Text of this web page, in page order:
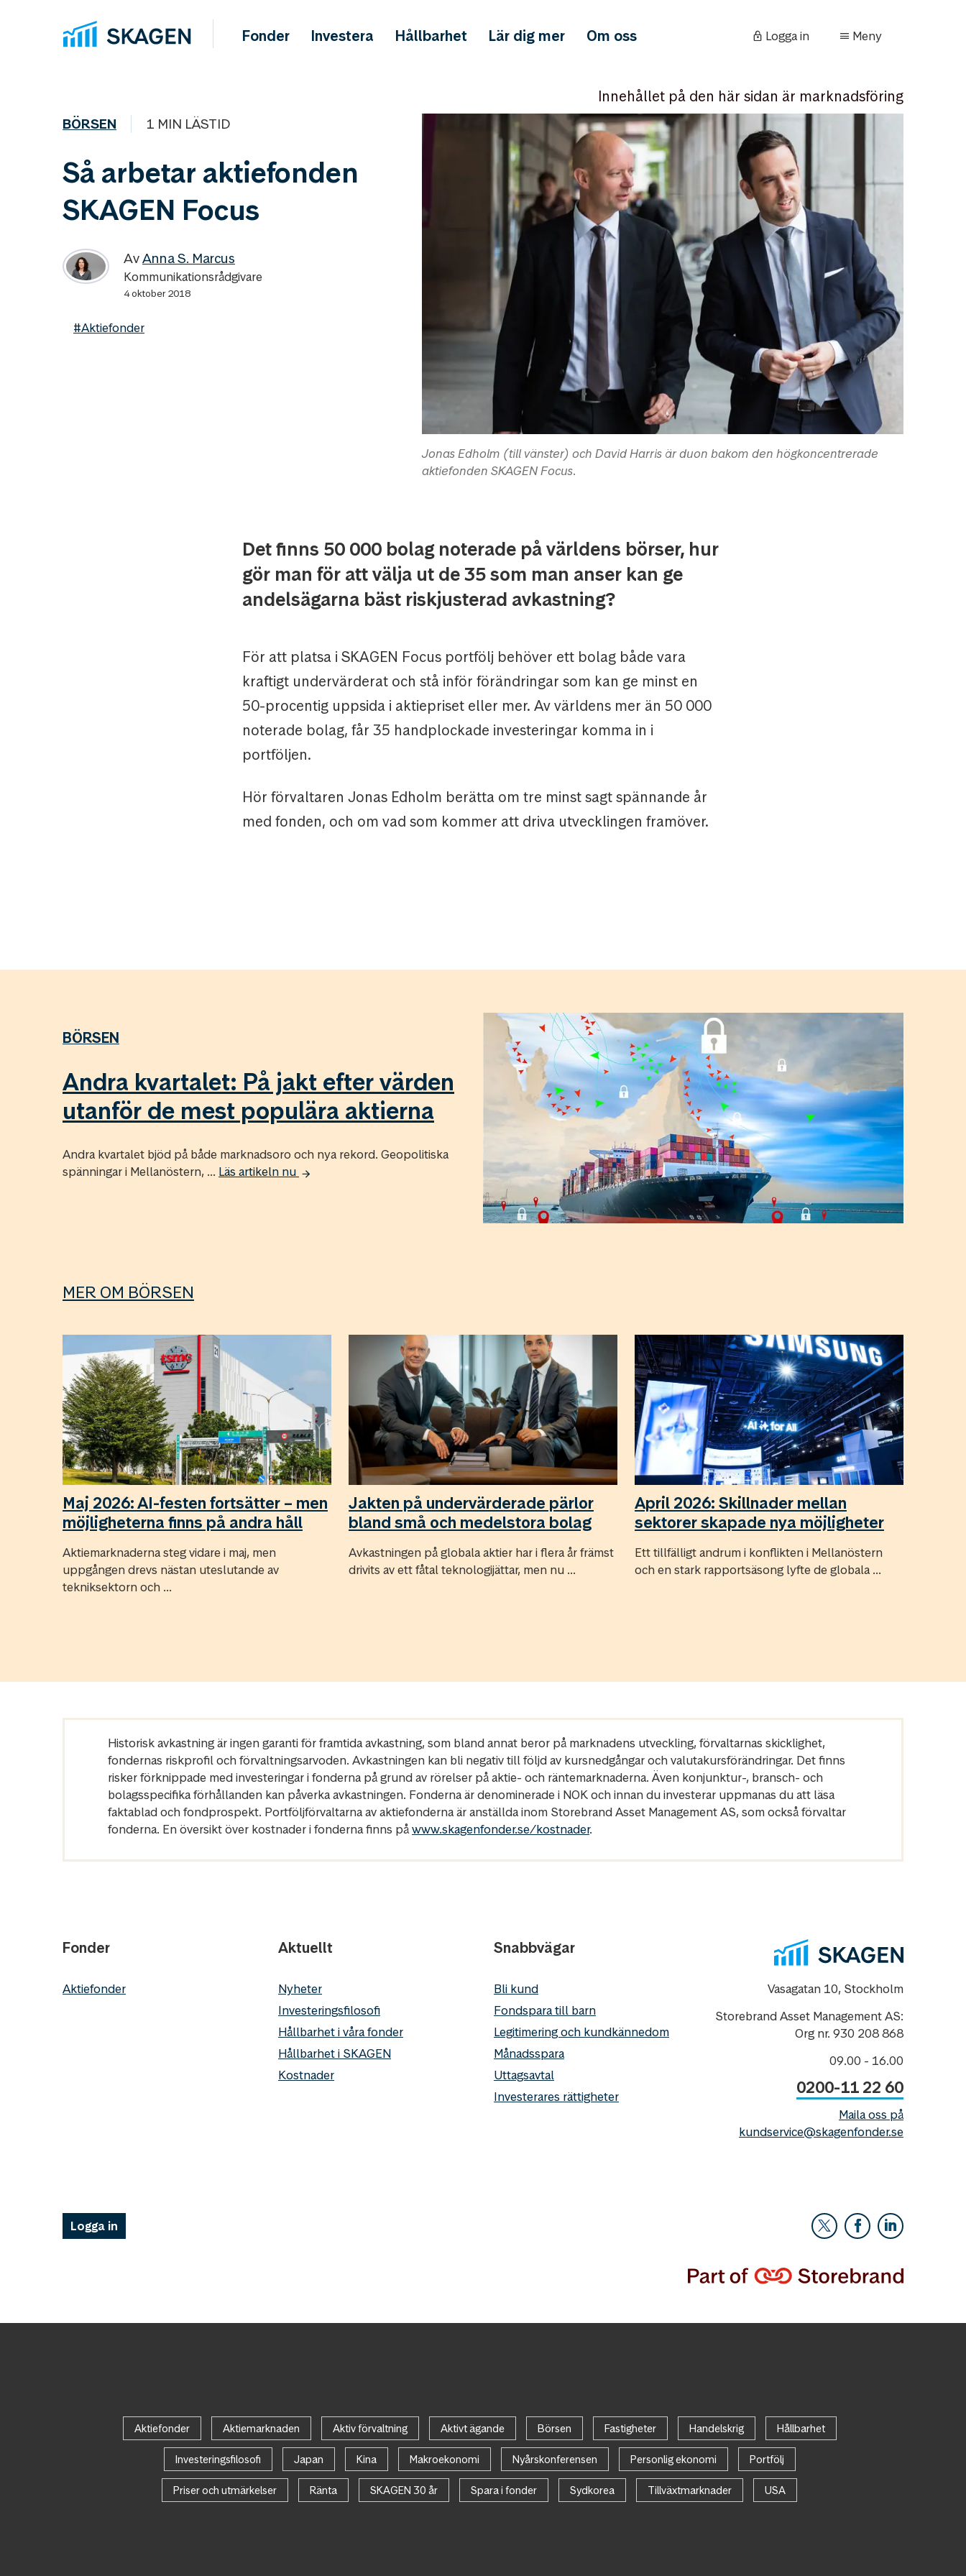
Fonder Investera Hållbarhet Lär dig mer Om oss Logga in Meny
Innehållet på den här sidan är marknadsföring
BÖRSEN 1 MIN LÄSTID
Så arbetar aktiefonden
SKAGEN Focus
AvAnna S. Marcus
Kommunikationsrådgivare
4 oktober 2018
#Aktiefonder
Jonas Edholm (till vänster) och David Harris är duon bakom den högkoncentrerade
aktiefonden SKAGEN Focus.
Det finns 50 000 bolag noterade på världens börser, hur
gör man för att välja ut de 35 som man anser kan ge
andelsägarna bäst riskjusterad avkastning?
För att platsa i SKAGEN Focus portfölj behöver ett bolag både vara
kraftigt undervärderat och stå inför förändringar som kan ge minst en
50-procentig uppsida i aktiepriset eller mer. Av världens mer än 50 000
noterade bolag, får 35 handplockade investeringar komma in i
portföljen.
Hör förvaltaren Jonas Edholm berätta om tre minst sagt spännande år
med fonden, och om vad som kommer att driva utvecklingen framöver.
BÖRSEN
Andra kvartalet: På jakt efter värden
utanför de mest populära aktierna
Andra kvartalet bjöd på både marknadsoro och nya rekord. Geopolitiska
spänningar i Mellanöstern, ... Läs artikeln nu
MER OM BÖRSEN
Maj 2026: AI-festen fortsätter – men
möjligheterna finns på andra håll
Aktiemarknaderna steg vidare i maj, men
uppgången drevs nästan uteslutande av
tekniksektorn och ...
Jakten på undervärderade pärlor
bland små och medelstora bolag
Avkastningen på globala aktier har i flera år främst
drivits av ett fåtal teknologijättar, men nu ...
April 2026: Skillnader mellan
sektorer skapade nya möjligheter
Ett tillfälligt andrum i konflikten i Mellanöstern
och en stark rapportsäsong lyfte de globala ...
Historisk avkastning är ingen garanti för framtida avkastning, som bland annat beror på marknadens utveckling, förvaltarnas skicklighet,
fondernas riskprofil och förvaltningsarvoden. Avkastningen kan bli negativ till följd av kursnedgångar och valutakursförändringar. Det finns
risker förknippade med investeringar i fonderna på grund av rörelser på aktie- och räntemarknaderna. Även konjunktur-, bransch- och
bolagsspecifika förhållanden kan påverka avkastningen. Fonderna är denominerade i NOK och innan du investerar uppmanas du att läsa
faktablad och fondprospekt. Portföljförvaltarna av aktiefonderna är anställda inom Storebrand Asset Management AS, som också förvaltar
fonderna. En översikt över kostnader i fonderna finns påwww.skagenfonder.se/kostnader.
Fonder
Aktiefonder
Aktuellt
Nyheter
Investeringsfilosofi
Hållbarhet i våra fonder
Hållbarhet i SKAGEN
Kostnader
Snabbvägar
Bli kund
Fondspara till barn
Legitimering och kundkännedom
Månadsspara
Uttagsavtal
Investerares rättigheter
Vasagatan 10, Stockholm
Storebrand Asset Management AS:
Org nr. 930 208 868
09.00 - 16.00
0200-11 22 60
Maila oss på
kundservice@skagenfonder.se
Logga in
Aktiefonder Aktiemarknaden Aktiv förvaltning Aktivt ägande Börsen Fastigheter Handelskrig Hållbarhet
Investeringsfilosofi Japan Kina Makroekonomi Nyårskonferensen Personlig ekonomi Portfölj
Priser och utmärkelser Ränta SKAGEN 30 år Spara i fonder Sydkorea Tillväxtmarknader USA